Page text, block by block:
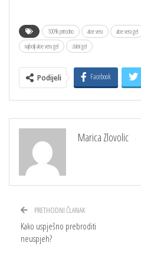
100% prirodno aloe vera aloe vera gel
najbolji aloe vera gel
zlatni gel
Podijeli Facebook
Marica Zlovolic
PRETHODNI ČLANAK
Kako uspješno prebroditi
neuspjeh?